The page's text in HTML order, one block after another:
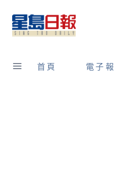
content
首頁 電子報